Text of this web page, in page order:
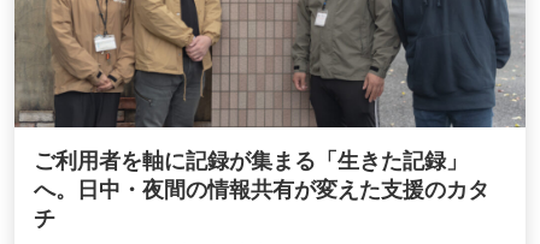
ご利用者を軸に記録が集まる「生きた記録」
へ。日中・夜間の情報共有が変えた支援のカタ
チ